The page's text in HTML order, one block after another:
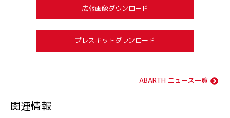
広報画像ダウンロード
プレスキットダウンロード
ABARTH ニュース一覧
関連情報